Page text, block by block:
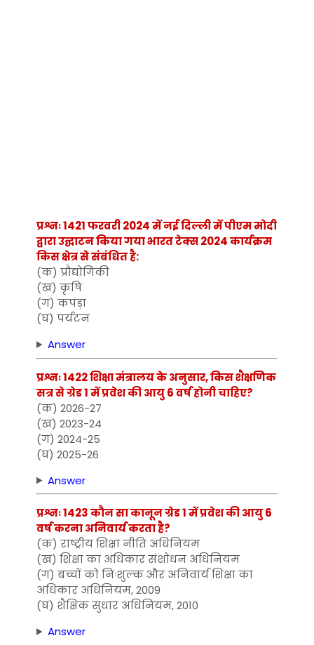
प्रश्नः 1421 फरवरी 2024 में नई दिल्ली में पीएम मोदी
द्वारा उद्घाटन किया गया भारत टेक्स 2024 कार्यक्रम
किस क्षेत्र से संबंधित है:
(क) प्रौद्योगिकी
(ख) कृषि
(ग) कपड़ा
(घ) पर्यटन
Answer
प्रश्नः 1422 शिक्षा मंत्रालय के अनुसार, किस शैक्षणिक
सत्र से ग्रेड 1 में प्रवेश की आयु 6 वर्ष होनी चाहिए?
(क) 2026-27
(ख) 2023-24
(ग) 2024-25
(घ) 2025-26
Answer
प्रश्नः 1423 कौन सा कानून ग्रेड 1 में प्रवेश की आयु 6
वर्ष करना अनिवार्य करता है?
(क) राष्ट्रीय शिक्षा नीति अधिनियम
(ख) शिक्षा का अधिकार संशोधन अधिनियम
(ग) बच्चों को निःशुल्क और अनिवार्य शिक्षा का
अधिकार अधिनियम, 2009
(घ) शैक्षिक सुधार अधिनियम, 2010
Answer